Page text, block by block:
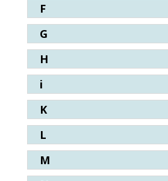
F
G
H
i
K
L
M